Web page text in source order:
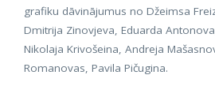
grafiku dāvinājumus no Džeimsa
Dmitrija Zinovjeva, Eduarda
Nikolaja Krivošeina, Andreja
Romanovas, Pavila Pičugina.